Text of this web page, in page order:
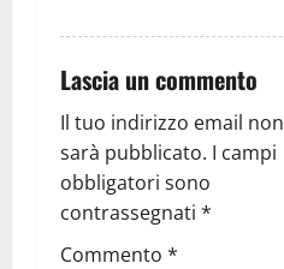
Lascia un commento
Il tuo indirizzo email non
sarà pubblicato. I campi
obbligatori sono
contrassegnati *
Commento *